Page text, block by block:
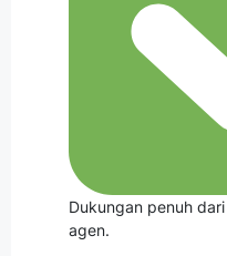
Dukungan penuh
agen.